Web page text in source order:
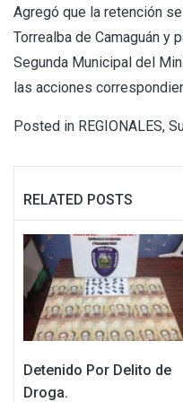
Agregó que la retención
Torrealba de Camaguán y
Segunda Municipal del
las acciones
Posted in REGIONALES,
RELATED POSTS
Detenido Por Delito de
Droga.